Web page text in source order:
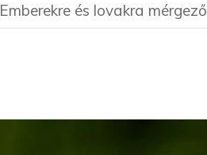
Emberekre és lovakra mérgező